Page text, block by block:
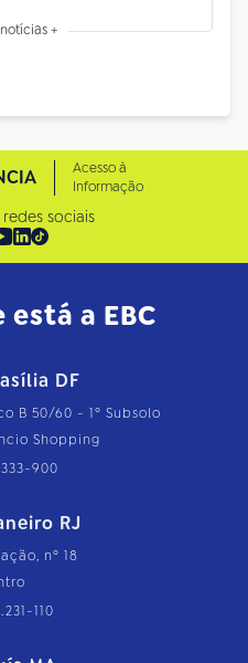
+
Acesso à
Informação
sociais
a EBC
DF
B 50/60 - 1º Subsolo
Shopping
900
RJ
nº 18
110